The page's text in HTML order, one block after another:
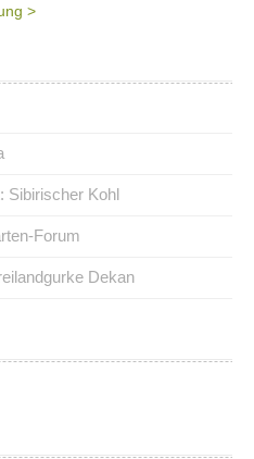
>
Sibirischer Kohl
Forum
Dekan